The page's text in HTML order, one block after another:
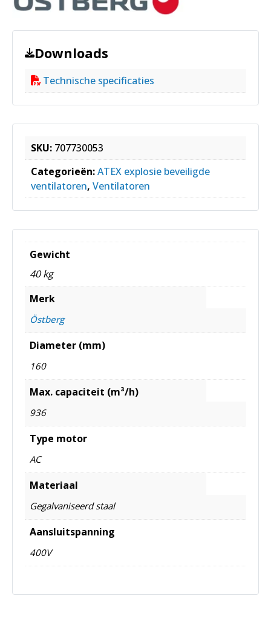
Downloads
Technische specificaties
SKU: 707730053
Categorieën:ATEX explosie beveiligde
ventilatoren, Ventilatoren
Gewicht
40 kg
Merk
Östberg
Diameter (mm)
160
Max. capaciteit (m³/h)
936
Type motor
AC
Materiaal
Gegalvaniseerd staal
Aansluitspanning
400V